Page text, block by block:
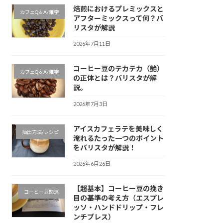
カフェQ＆A/雑学
焙煎におけるプレミックスと
アフターミックスって何？バ
リスタが解説
2026年7月11日
カフェQ＆A/雑学
コーヒー豆のテカテカ（艶）
の正体とは？バリスタが解
説。
2026年7月3日
抽出方法/レシピ
アイスカフェラテを美味しく
淹れるたった一つのポイント
をバリスタが解説！
2026年6月26日
コーヒー豆関連
【超基本】コーヒー豆の挽き
目の基準の考え方（エスプレ
ッソ・ハンドドリップ・フレ
ンチプレス）